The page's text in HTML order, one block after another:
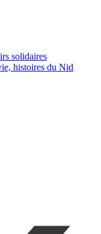
solidaires
histoires du Nid